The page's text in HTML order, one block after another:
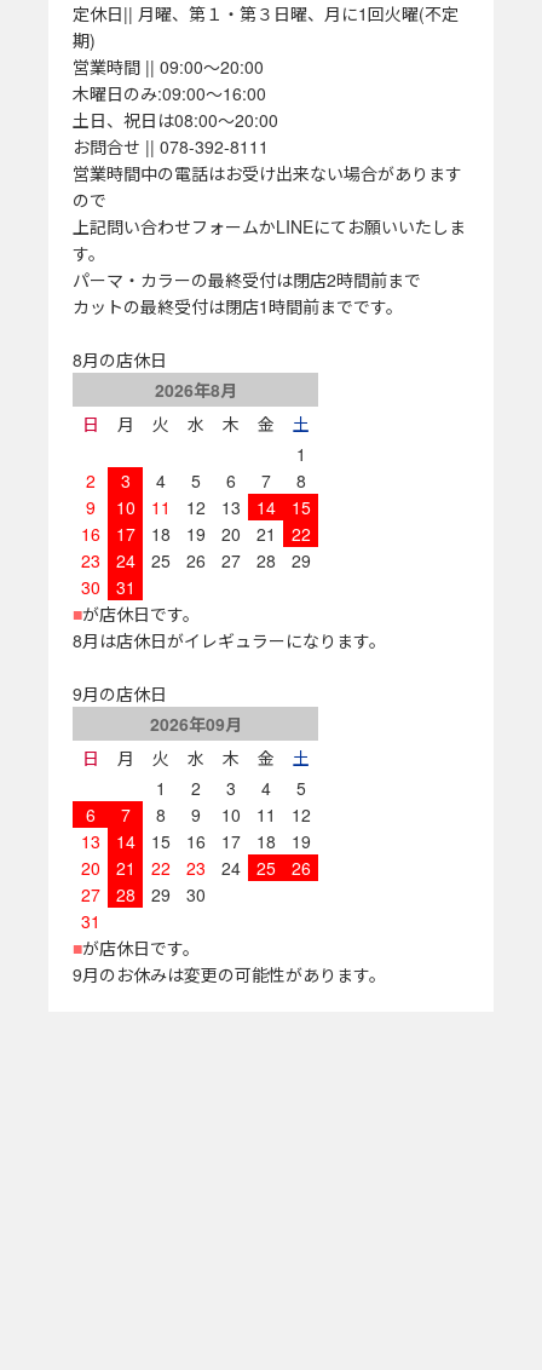
定休日|| 月曜、第１・第３日曜、月に1回火曜(不定
期)
営業時間 || 09:00～20:00
木曜日のみ:09:00～16:00
土日、祝日は08:00～20:00
お問合せ || 078-392-8111
営業時間中の電話はお受け出来ない場合があります
ので
上記問い合わせフォームかLINEにてお願いいたしま
す。
パーマ・カラーの最終受付は閉店2時間前まで
カットの最終受付は閉店1時間前までです。
8月の店休日
2026年8月
日
月 火 水 木 金
土
1
2
3 4 5 6 7
8
9
10 11 12 13 14
15
16
17 18 19 20 21
22
23
24 25 26 27 28
29
30
31
■が店休日です。
8月は店休日がイレギュラーになります。
9月の店休日
2026年09月
日
月 火 水 木 金
土
1
2 3 4
5
6
7 8 9 10 11
12
13
14 15 16 17 18
19
20
21 22 23 24 25
26
27
28 29
30
31
■が店休日です。
9月のお休みは変更の可能性があります。